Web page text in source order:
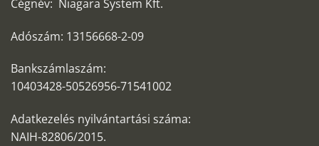
Cégnév: Niagara System Kft.
Adószám: 13156668-2-09
Bankszámlaszám:
10403428-50526956-71541002
Adatkezelés nyilvántartási száma:
NAIH-82806/2015.